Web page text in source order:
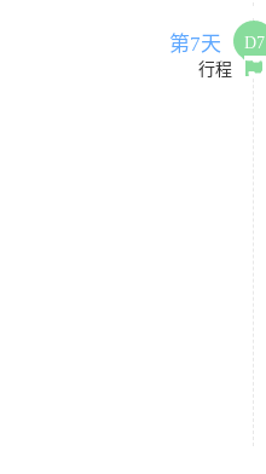
第7天
D7
行程